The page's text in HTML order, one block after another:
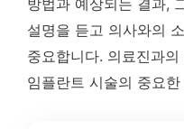
방법과 예상되는 결과,
설명을 듣고 의사와의
중요합니다. 의료진과
임플란트 시술의 중요